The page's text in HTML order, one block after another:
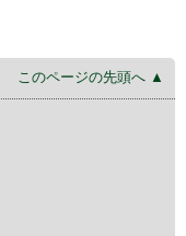
このページの先頭へ ▲